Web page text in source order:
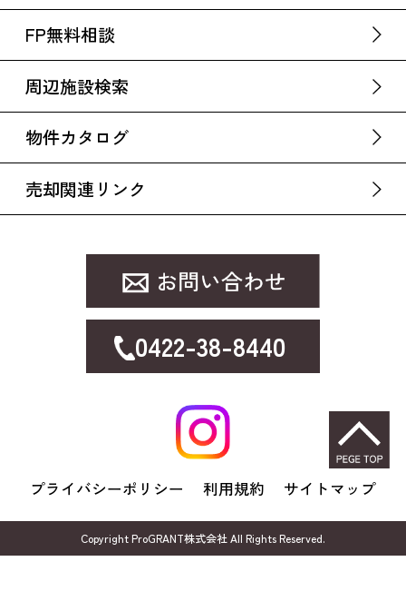
FP無料相談
周辺施設検索
物件カタログ
売却関連リンク
0422-38-8440
プライバシーポリシー 利用規約 サイトマップ
Copyright ProGRANT株式会社 All Rights Reserved.